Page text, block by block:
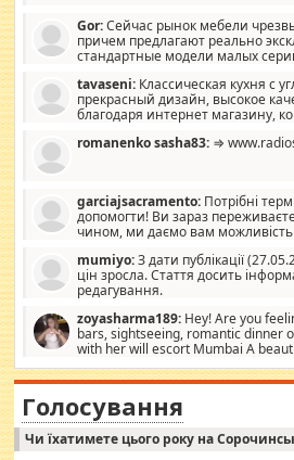
Gor:Сейчас рынок мебели
причем предлагают реально
стандартные модели малых
стандартные формы, в MebelOk,
со вкусом все в порядке, без ненужных
мебель, а это не последний фактор.
tavaseni: Классическая кухня с
прекрасный дизайн, высокое
благодаря интернет магазину,
romanenko sasha83: ⇒
garciajsacramento: Потрібні
допомогти! Ви зараз
чином, ми даємо вам можливість
допомагати людям, які намагаються
заслуговує на другий шанс, і, оскільки
повинні приймати від інших. Для нас
витрат, а тільки узгоджених сум і
коментуйте цей пост. Введіть суму, яку
зв'яжемося з вами з усіма варіантами.
сьогодні на
гроші? Ми можемо допомогти!
mumiyo:З дати публікації
цін зросла. Стаття досить
редагування.
zoyasharma189: Hey! Are you
bars, sightseeing, romantic dinner
with her will escort Mumbai A
sexy escort companion in arms that you
hotel had to spend the night in their
woman "Love Solitaire" beautiful figure and
Independent escort in Mumbai, truthful,
WhatsApp via an easily can see the latest
Голосування
Чи їхатимете цього року на